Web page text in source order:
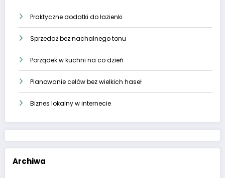
Praktyczne dodatki do łazienki
Sprzedaż bez nachalnego tonu
Porządek w kuchni na co dzień
Planowanie celów bez wielkich haseł
Biznes lokalny w internecie
Archiwa